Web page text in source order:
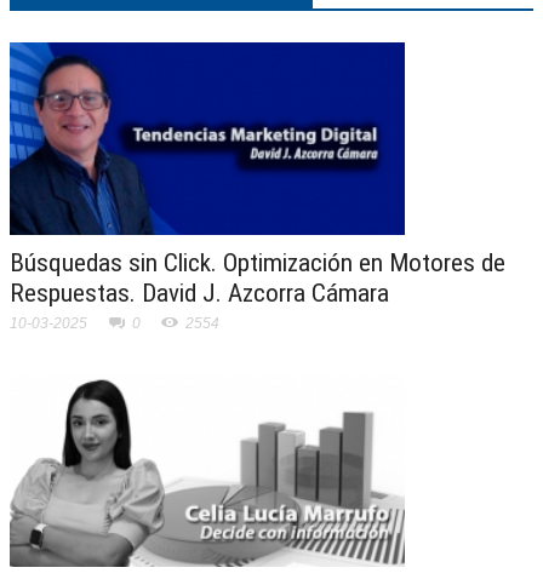
Búsquedas sin Click. Optimización en Motores de
Respuestas. David J. Azcorra Cámara
10-03-2025 0 2554